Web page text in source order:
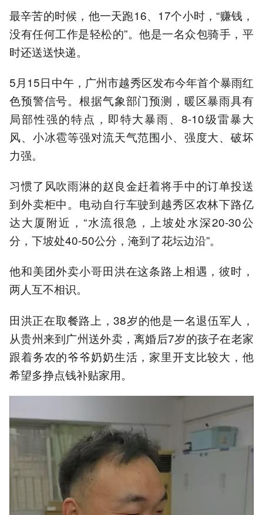
最辛苦的时候，他一天跑16、17个小时，“赚钱，
没有任何工作是轻松的”。他是一名众包骑手，平
时还送送快递。
5月15日中午，广州市越秀区发布今年首个暴雨红
色预警信号。根据气象部门预测，暖区暴雨具有
局部性强的特点，即特大暴雨、8-10级雷暴大
风、小冰雹等强对流天气范围小、强度大、破坏
力强。
习惯了风吹雨淋的赵良金赶着将手中的订单投送
到外卖柜中。电动自行车驶到越秀区农林下路亿
达大厦附近，“水流很急，上坡处水深20-30公
分，下坡处40-50公分，淹到了花坛边沿”。
他和美团外卖小哥田洪在这条路上相遇，彼时，
两人互不相识。
田洪正在取餐路上，38岁的他是一名退伍军人，
从贵州来到广州送外卖，离婚后7岁的孩子在老家
跟着务农的爷爷奶奶生活，家里开支比较大，他
希望多挣点钱补贴家用。